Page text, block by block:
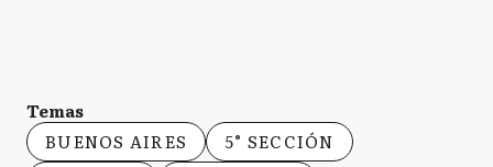
Temas
BUENOS AIRES
5° SECCIÓN